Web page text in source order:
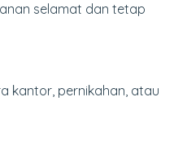
selamat dan tetap
kantor, pernikahan, atau